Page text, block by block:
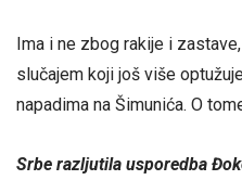
Ima i ne zbog rakije i
slučajem koji još više
napadima na Šimunića. O
Srbe razljutila usporedba